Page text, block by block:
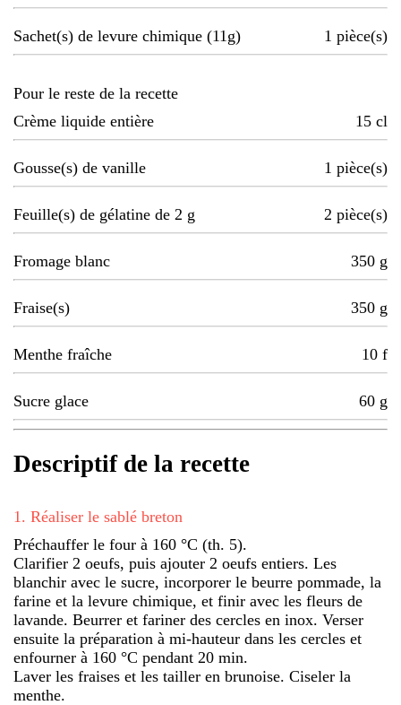
Sachet(s) de levure chimique (11g) 1 pièce(s)
Pour le reste de la recette
Crème liquide entière
15 cl
Gousse(s) de vanille 1 pièce(s)
Feuille(s) de gélatine de 2 g 2 pièce(s)
Fromage blanc 350 g
Fraise(s) 350 g
Menthe fraîche 10 f
Sucre glace 60 g
Descriptif de la recette
1 . Réaliser le sablé breton
Préchauffer le four à 160 °C (th. 5).
Clarifier 2 oeufs, puis ajouter 2 oeufs entiers. Les
blanchir avec le sucre, incorporer le beurre pommade, la
farine et la levure chimique, et finir avec les fleurs de
lavande. Beurrer et fariner des cercles en inox. Verser
ensuite la préparation à mi-hauteur dans les cercles et
enfourner à 160 °C pendant 20 min.
Laver les fraises et les tailler en brunoise. Ciseler la
menthe.